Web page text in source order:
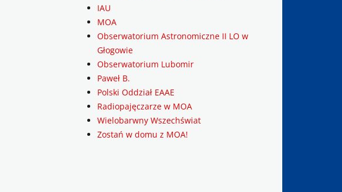
IAU
MOA
Obserwatorium Astronomiczne II LO w
Głogowie
Obserwatorium Lubomir
Paweł B.
Polski Oddział EAAE
Radiopajęczarze w MOA
Wielobarwny Wszechświat
Zostań w domu z MOA!